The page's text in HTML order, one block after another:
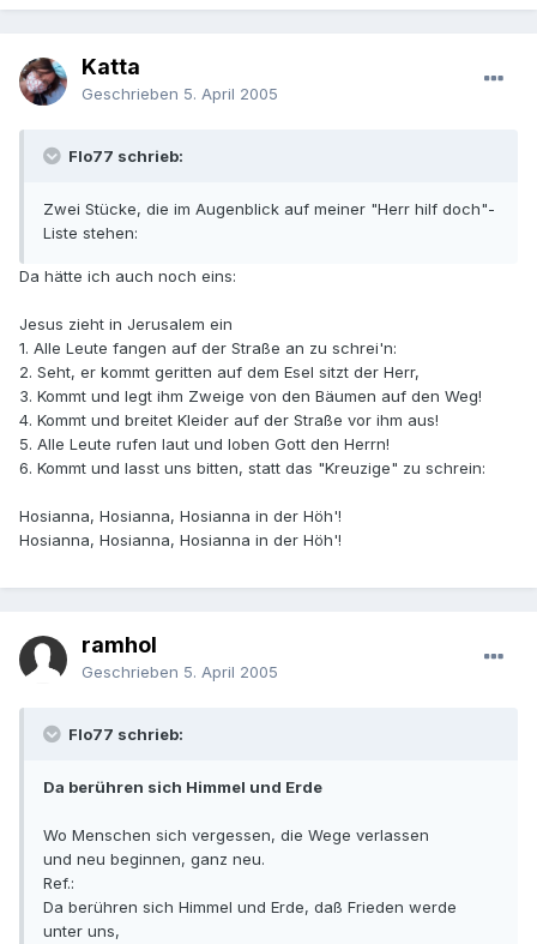
Katta
Geschrieben 5. April 2005
Flo77 schrieb:
Zwei Stücke, die im Augenblick auf meiner "Herr hilf doch"-
Liste stehen:
Da hätte ich auch noch eins:
Jesus zieht in Jerusalem ein
1. Alle Leute fangen auf der Straße an zu schrei'n:
2. Seht, er kommt geritten auf dem Esel sitzt der Herr,
3. Kommt und legt ihm Zweige von den Bäumen auf den Weg!
4. Kommt und breitet Kleider auf der Straße vor ihm aus!
5. Alle Leute rufen laut und loben Gott den Herrn!
6. Kommt und lasst uns bitten, statt das "Kreuzige" zu schrein:
Hosianna, Hosianna, Hosianna in der Höh'!
Hosianna, Hosianna, Hosianna in der Höh'!
ramhol
Geschrieben 5. April 2005
Flo77 schrieb:
Da berühren sich Himmel und Erde
Wo Menschen sich vergessen, die Wege verlassen
und neu beginnen, ganz neu.
Ref.:
Da berühren sich Himmel und Erde, daß Frieden werde
unter uns,